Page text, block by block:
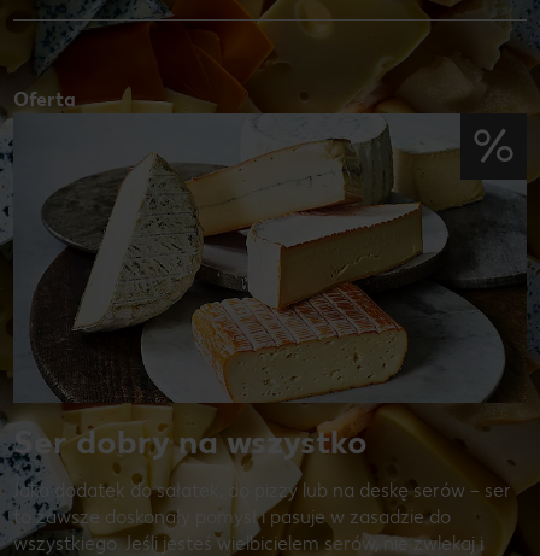
Oferta
Ser dobry na wszystko
Jako dodatek do sałatek, do pizzy lub na deskę serów – ser
to zawsze doskonały pomysł i pasuje w zasadzie do
wszystkiego. Jeśli jesteś wielbicielem serów, nie zwlekaj i